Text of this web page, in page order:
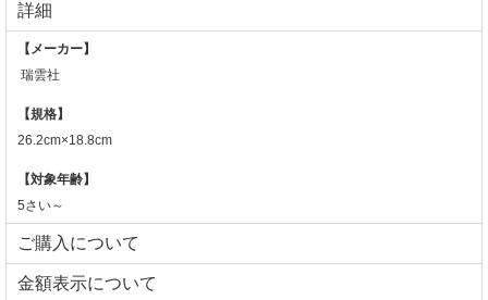
詳細
【メーカー】
瑞雲社
【規格】
26.2cm×18.8cm
【対象年齢】
5さい～
ご購入について
⾦額表⽰について